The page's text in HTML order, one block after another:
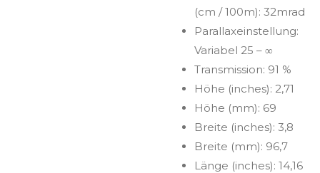
(cm / 100m): 32mrad
Parallaxeinstellung:
Variabel 25 – ∞
Transmission: 91 %
Höhe (inches): 2,71
Höhe (mm): 69
Breite (inches): 3,8
Breite (mm): 96,7
Länge (inches): 14,16